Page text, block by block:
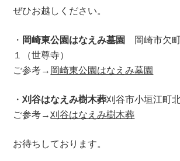
ぜひお越しください。
・ 岡崎東公園はなえみ墓園 岡崎市欠
１（世尊寺）
ご参考→ 岡崎東公園はなえみ墓園
・刈谷はなえみ樹木葬刈谷市小垣江町
ご参考→刈谷はなえみ樹木葬
お待ちしております。